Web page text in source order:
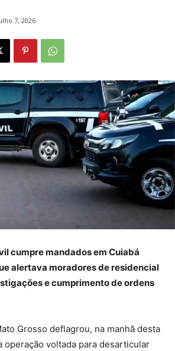
7, 2026
cumpre mandados em Cuiabá
alertava moradores de residencial
e cumprimento de ordens
Grosso deflagrou, na manhã desta
operação voltada para desarticular